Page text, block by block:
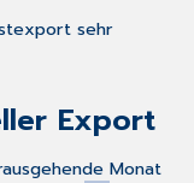
sehr
Export
Monat